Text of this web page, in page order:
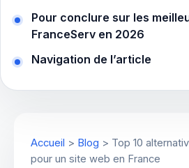
Pour conclure sur les
FranceServ en 2026
Navigation de l’article
Accueil > Blog > Top 10
pour un site web en France